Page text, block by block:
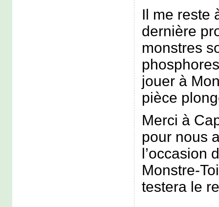
Il me reste
dernière
monstres
jouer à
pièce
Merci à
pour nous
l’occasion
Monstre-
testera le